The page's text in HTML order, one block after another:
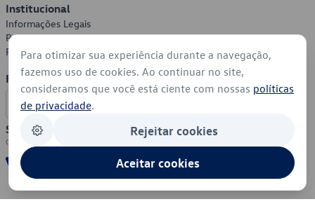
Institucional
Informações Legais
Política de Privacidade
Política de Cookies
Formas de Pagamento
Segurança
Para otimizar sua experiência durante a navegação,
fazemos uso de cookies. Ao continuar no site,
consideramos que você está ciente com nossas políticas
de privacidade.
Rejeitar cookies
Aceitar cookies